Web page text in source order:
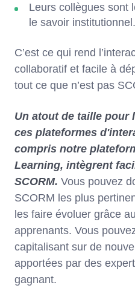
Leurs collègues sont
le savoir institutionnel.
C’est ce qui rend
collaboratif et facile à
tout ce que n’est pas
Un atout de taille pour
ces plateformes
compris notre
Learning, intègrent
SCORM. Vous pouvez
SCORM les plus
les faire évoluer grâce
apprenants. Vous
capitalisant sur de
apportées par des
gagnant.